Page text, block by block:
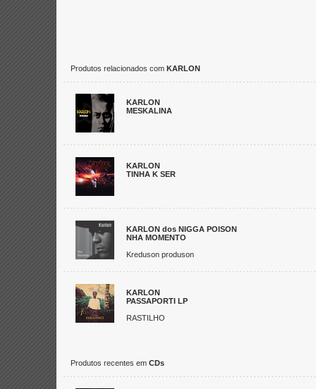
Produtos relacionados com KARLON
KARLON
MESKALINA
KARLON
TINHA K SER
KARLON dos NIGGA POISON
NHA MOMENTO
Kreduson produson
KARLON
PASSAPORTI LP
RASTILHO
Produtos recentes em CDs